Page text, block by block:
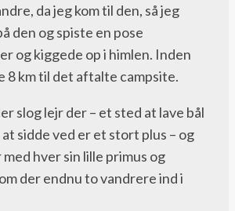
da jeg kom til den, så jeg
den og spiste en pose
og kiggede op i himlen. Inden
8 km til det aftalte campsite.
slog lejr der – et sted at lave bål
sidde ved er et stort plus – og
med hver sin lille primus og
der endnu to vandrere ind i